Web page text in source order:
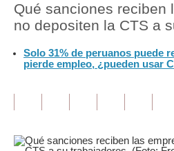
Perú
Política
Qué sanciones reciben
no depositen la CTS a
Solo 31% de peruanos puede
pierde empleo, ¿pueden usar